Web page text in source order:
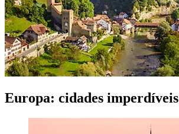
Europa: cidades imperdíveis